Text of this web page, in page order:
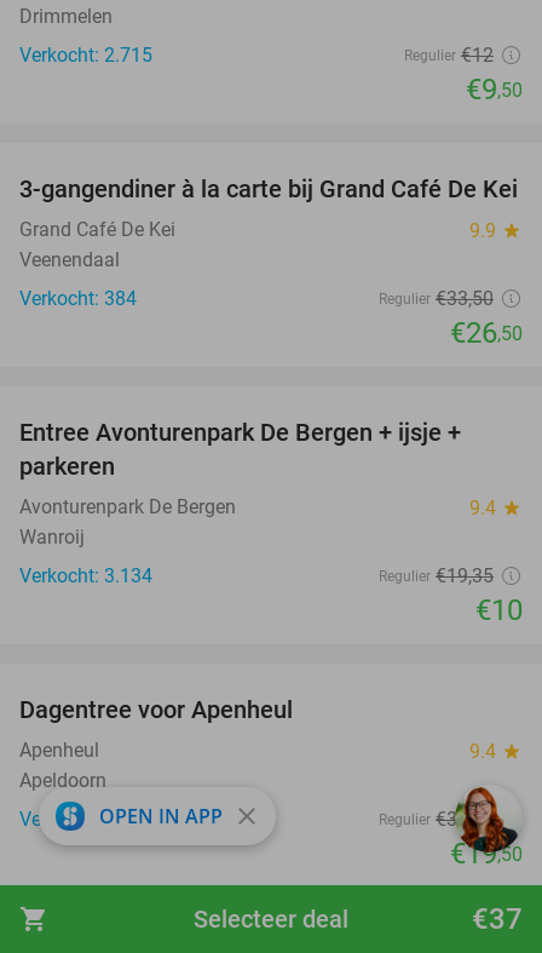
shopping_cart €37
Selecteer deal
Drimmelen
Verkocht: 2.715
Regulier €12
€9,50
21%
3-gangendiner à la carte bij Grand Café De Kei
Grand Café De Kei 9.9 star
Veenendaal
Verkocht: 384
Regulier €33,50
€26,50
Entree Avonturenpark De Bergen + ijsje +
parkeren
Avonturenpark De Bergen 9.4 star
Wanroij
Verkocht: 3.134
Regulier €19,35
€10
Dagentree voor Apenheul
Apenheul 9.4 star
Apeldoorn
Verkocht: 33.324
Regulier €30,50
€19,50
favorite_border
OPEN IN APP close